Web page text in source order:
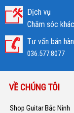
Dịch vụ
Chăm sóc
Tư vấn bán
036.577.8077
VỀ CHÚNG TÔI
Shop Guitar Bắc Ninh